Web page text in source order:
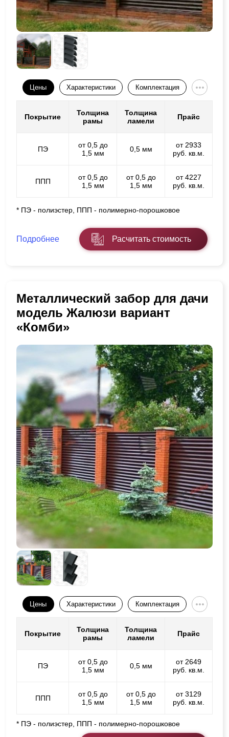
Цены Характеристики Комплектация
Покрытие
Толщина
рамы
Толщина
ламели
Прайс
ПЭ
от 0,5 до
1,5 мм
0,5 мм
от 2933
руб. кв.м.
ППП
от 0,5 до
1,5 мм
от 0,5 до
1,5 мм
от 4227
руб. кв.м.
* ПЭ - полиэстер, ППП - полимерно-порошковое
Подробнее Расчитать стоимость
Металлический забор для дачи
модель Жалюзи вариант
«Комби»
Цены Характеристики Комплектация
Покрытие
Толщина
рамы
Толщина
ламели
Прайс
ПЭ
от 0,5 до
1,5 мм
0,5 мм
от 2649
руб. кв.м.
ППП
от 0,5 до
1,5 мм
от 0,5 до
1,5 мм
от 3129
руб. кв.м.
* ПЭ - полиэстер, ППП - полимерно-порошковое